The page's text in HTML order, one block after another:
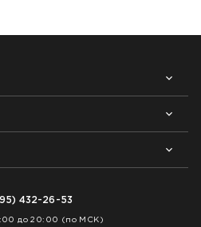
432-26-53
до 20:00 (по МСК)